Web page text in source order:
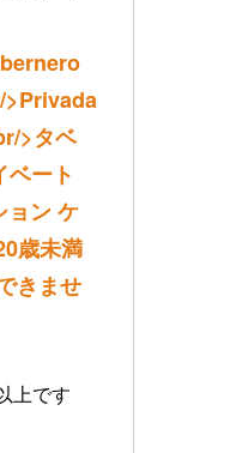
>タベ
ベート
ョン ケ
歳未満
きませ
上です